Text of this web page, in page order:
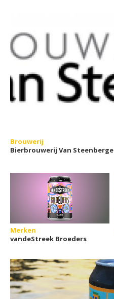
Brouwerij
Bierbrouwerij Van Steenberge
Merken
vandeStreek Broeders